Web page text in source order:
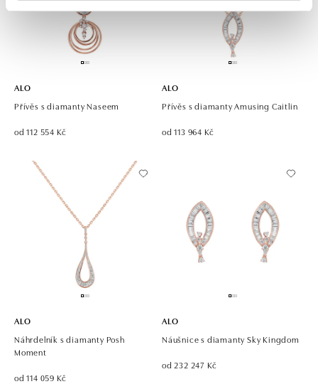
ALO
Přívěs s diamanty Naseem
od 112 554 Kč
ALO
Přívěs s diamanty Amusing Caitlin
od 113 964 Kč
ALO
Náhrdelník s diamanty Posh
Moment
od 114 059 Kč
ALO
Náušnice s diamanty Sky Kingdom
od 232 247 Kč